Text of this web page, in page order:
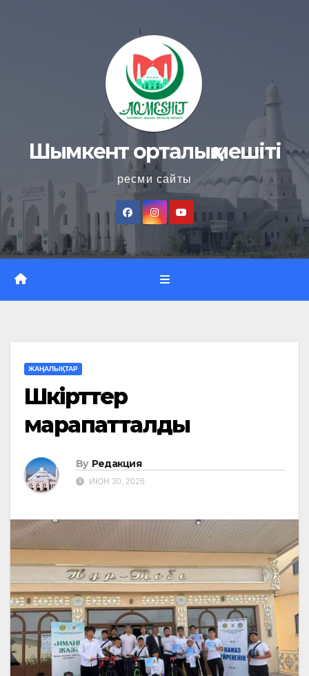
Шымкент орталық мешіті
ресми сайты
ЖАҢАЛЫҚТАР
Шәкірттер
марапатталды
By Редакция
ИЮН 30, 2026